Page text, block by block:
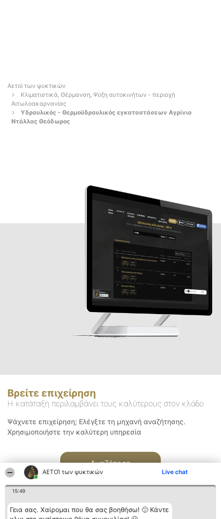
ΑΕΤΟΊ των ψυκτικών Live chat
15:49
Γεια σας. Χαίρομαι που θα σας βοηθήσω! 🙂 Κάντε
Αετοί των ψυκτικών
Κλιματιστικά, Θέρμανση, Ψύξη αυτοκινήτων - περιοχή
Αιτωλοακαρνανίας
Υδραυλικός - Θερμοϋδραυλικός εγκαταστάσεων Αγρίνιο
Ντάλλας Θεόδωρος
Βρείτε επιχείρηση
Η κατάταξη περιλαμβάνει τους καλύτερους στον κλάδο
Ψάχνετε επιχείρηση; Ελέγξτε τη μηχανή αναζήτησης.
Χρησιμοποιήστε την καλύτερη υπηρεσία
Αναζήτηση